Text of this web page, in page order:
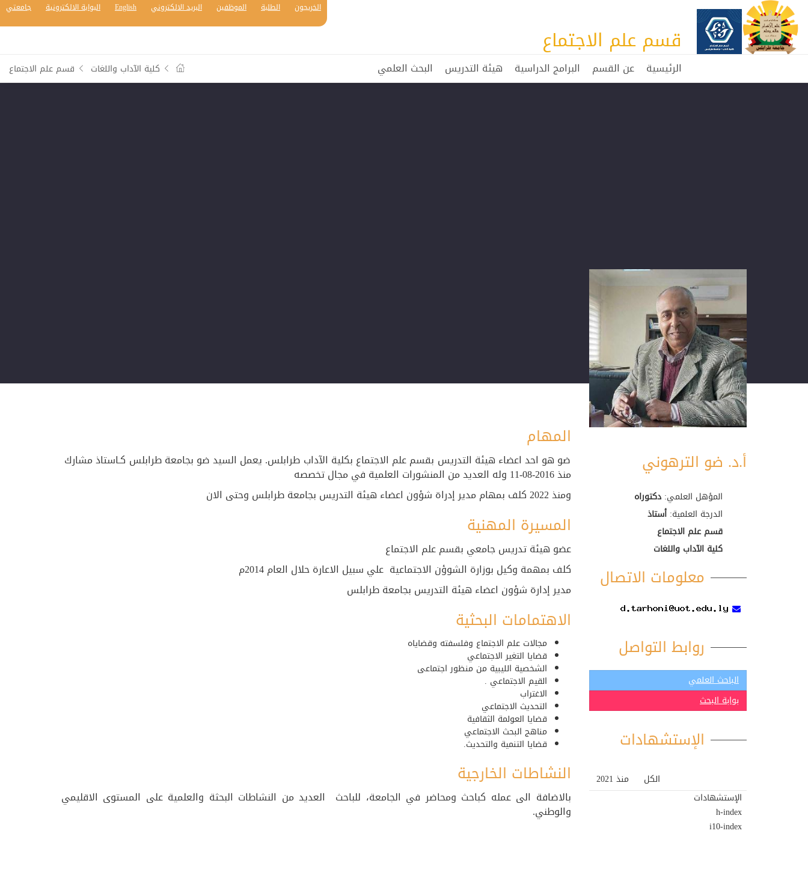
قسم علم الاجتماع
الخريجون الطلبة الموظفين البريد الالكتروني English البوابة الالكترونية جامعتي
الرئيسية عن القسم البرامج الدراسية هيئة التدريس البحث العلمي كلية الآداب واللغات قسم علم الاجتماع
أ.د. ضو الترهوني
المؤهل العلمي: دكتوراه
الدرجة العلمية: أستاذ
قسم علم الاجتماع
كلية الآداب واللغات
معلومات الاتصال
روابط التواصل
الباحث العلمي
بوابة البحث
الإستشهادات
الكل
منذ 2021
الإستشهادات
h-index
i10-index
المهام
ضو هو احد اعضاء هيئة التدريس بقسم علم الاجتماع بكلية الآداب طرابلس. يعمل السيد ضو بجامعة طرابلس كـاستاذ مشارك
منذ 2016-08-11 وله العديد من المنشورات العلمية في مجال تخصصه
ومنذ 2022 كلف بمهام مدير إدراة شؤون اعضاء هيئة التدريس بجامعة طرابلس وحتى الان
المسيرة المهنية
عضو هيئة تدريس جامعي بقسم علم الاجتماع
كلف بمهمة وكيل بوزارة الشوؤن الاجتماعية علي سبيل الاعارة حلال العام 2014م
مدير إدارة شؤون اعضاء هيئة التدريس بجامعة طرابلس
الاهتمامات البحثية
مجالات علم الاجتماع وفلسفته وقضاياه
قضايا التغير الاجتماعي
الشخصية الليبية من منظور اجتماعى
القيم الاجتماعي .
الاغتراب
التحديث الاجتماعي
قضايا العولمة الثقافية
مناهج البحث الاجتماعي
قضايا التنمية والتحديث.
النشاطات الخارجية
بالاضافة الى عمله كباحث ومحاضر في الجامعة، للباحث العديد من النشاطات البحثة والعلمية على المستوى الاقليمي
والوطني.